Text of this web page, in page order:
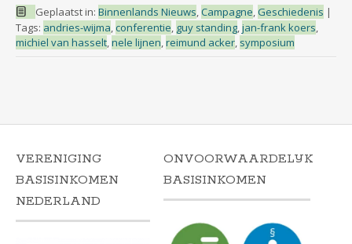
Geplaatst in: Binnenlands Nieuws,Campagne, Geschiedenis |
Tags: andries-wijma,conferentie, guy standing,jan-frank koers,
michiel van hasselt,nele lijnen,reimund acker, symposium
VERENIGING
BASISINKOMEN
NEDERLAND
ONVOORWAARDELIJK
BASISINKOMEN